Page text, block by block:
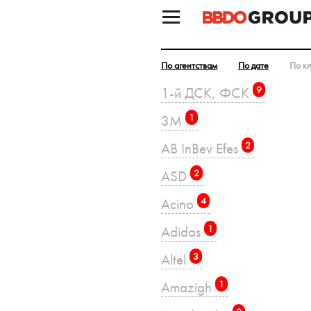
По агентствам По дате По
1-й ДСК, ФСК 9
3M 1
AB InBev Efes 2
ASD 2
Acino 4
Adidas 1
Altel 3
Amazigh 1